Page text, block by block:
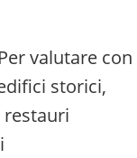
Per valutare con
storici,
restauri